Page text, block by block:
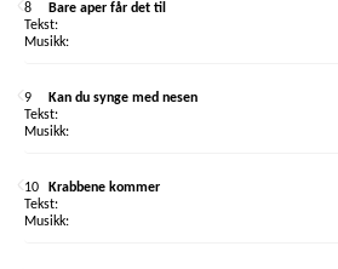
8 Bare aper får det til
9 Kan du synge med nesen
10 Krabbene kommer